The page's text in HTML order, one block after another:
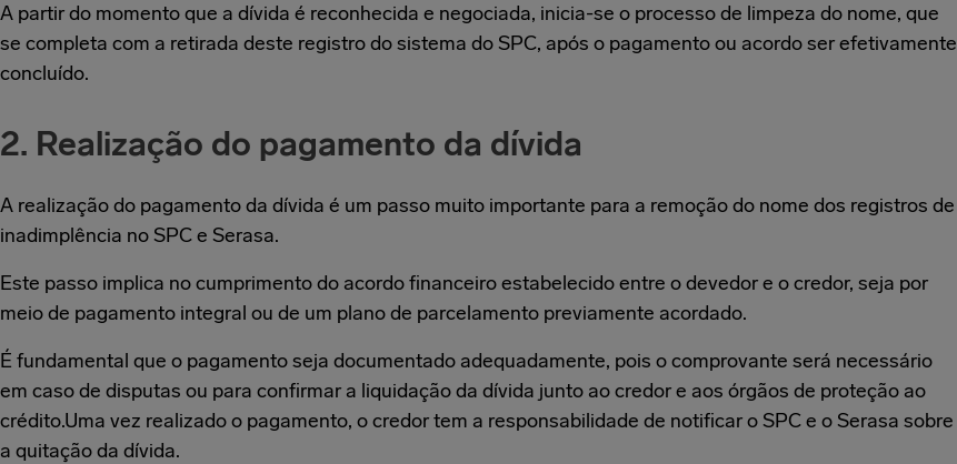
A partir do momento que a dívida é reconhecida e negociada, inicia-se o processo de limpeza do nome, que
se completa com a retirada deste registro do sistema do SPC, após o pagamento ou acordo ser efetivamente
concluído.
2. Realização do pagamento da dívida
A realização do pagamento da dívida é um passo muito importante para a remoção do nome dos registros de
inadimplência no SPC e Serasa.
Este passo implica no cumprimento do acordo financeiro estabelecido entre o devedor e o credor, seja por
meio de pagamento integral ou de um plano de parcelamento previamente acordado.
É fundamental que o pagamento seja documentado adequadamente, pois o comprovante será necessário
em caso de disputas ou para confirmar a liquidação da dívida junto ao credor e aos órgãos de proteção ao
crédito.Uma vez realizado o pagamento, o credor tem a responsabilidade de notificar o SPC e o Serasa sobre
a quitação da dívida.